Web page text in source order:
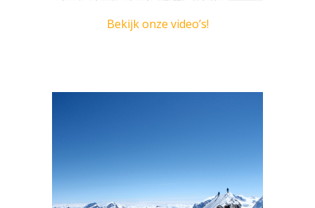
Bekijk onze video’s!